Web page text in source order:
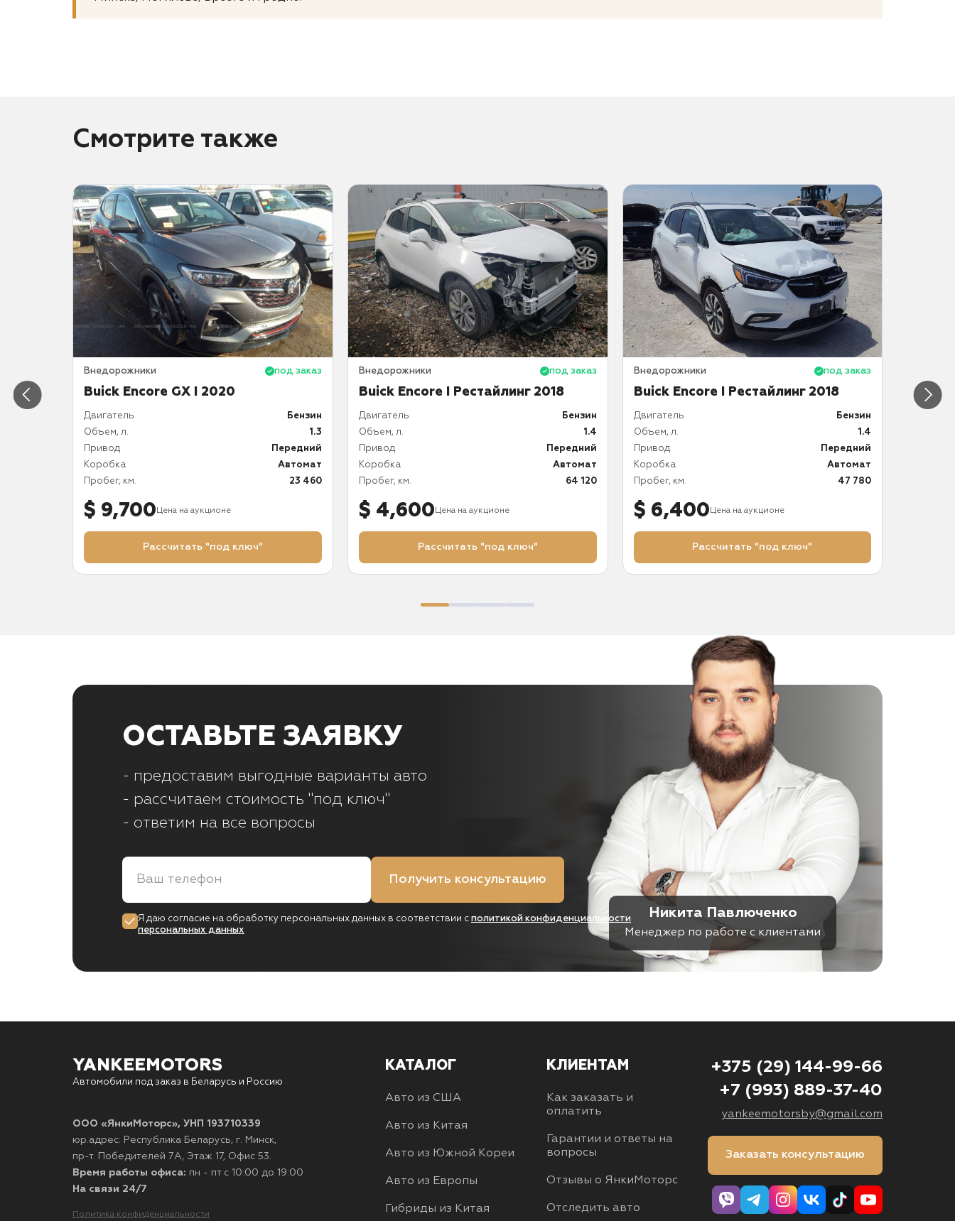
Смотрите также
Внедорожники под заказ
Buick Encore GX I 2020
Двигатель
Бензин
Объем, л.
1.3
Привод
Передний
Коробка
Автомат
Пробег, км.
23 460
$ 9,700 Цена на аукционе
Рассчитать "под ключ"
Внедорожники под заказ
Buick Encore I Рестайлинг 2018
Двигатель
Бензин
Объем, л.
1.4
Привод
Передний
Коробка
Автомат
Пробег, км.
64 120
$ 4,600 Цена на аукционе
Рассчитать "под ключ"
Внедорожники под заказ
Buick Encore I Рестайлинг 2018
Двигатель
Бензин
Объем, л.
1.4
Привод
Передний
Коробка
Автомат
Пробег, км.
47 780
$ 6,400 Цена на аукционе
Рассчитать "под ключ"
Buick
ОСТАВЬТЕ ЗАЯВКУ
- предоставим выгодные варианты авто
- рассчитаем стоимость "под ключ"
- ответим на все вопросы
Получить консультацию
Я даю согласие на обработку персональных данных в соответствии с политикой конфиденциальности
персональных данных
Никита Павлюченко
Менеджер по работе с клиентами
+375 (29) 144-99-66
+7 (993) 889-37-40
yankeemotorsby@gmail.com
Заказать консультацию
КАТАЛОГ
Авто из США
Авто из Китая
Авто из Южной Кореи
Авто из Европы
Гибриды из Китая
КЛИЕНТАМ
Как заказать и
оплатить
Гарантии и ответы на
вопросы
Отзывы о ЯнкиМоторс
Отследить авто
YANKEEMOTORS
Автомобили под заказ в Беларусь и Россию
ООО «ЯнкиМоторс», УНП 193710339
юр.адрес: Республика Беларусь, г. Минск,
пр-т. Победителей 7А, Этаж 17, Офис 53.
Время работы офиса: пн - пт с 10:00 до 19:00
На связи 24/7
Политика конфиденциальности